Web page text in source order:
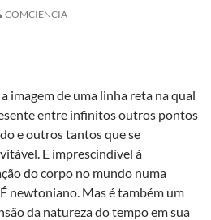
COMCIENCIA
imagem de uma linha reta na qual
entre infinitos outros pontos
e outros tantos que se
E imprescindível à
do corpo no mundo numa
newtoniano. Mas é também um
da natureza do tempo em sua